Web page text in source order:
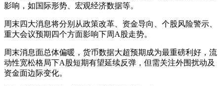
影响，如国际形势、宏观经济数据等。
周末四大消息将分别从政策改革、资金导向、个股风险警示、
重大会议预期四个方面影响下周A股走势。
周末消息面总体偏暖，货币数据大超预期成为最重磅利好，流
动性宽松格局下A股短期有望延续反弹，但需关注外围扰动及
资金面边际变化。